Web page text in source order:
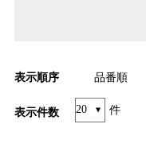
表示順序 品番順
表示件数 件